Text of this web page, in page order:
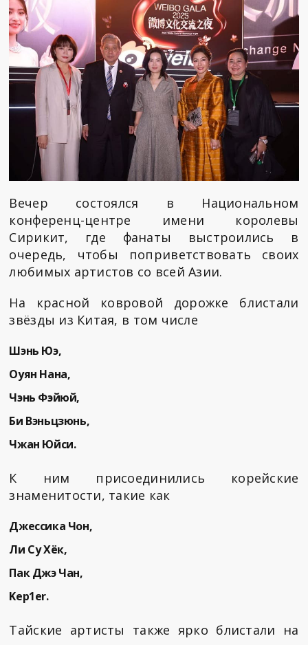
Вечер состоялся в Национальном
конференц-центре имени королевы
Сирикит, где фанаты выстроились в
очередь, чтобы поприветствовать своих
любимых артистов со всей Азии.
На красной ковровой дорожке блистали
звёзды из Китая, в том числе
Шэнь Юэ,
Оуян Нана,
Чэнь Фэйюй,
Би Вэньцзюнь,
Чжан Юйси.
К ним присоединились корейские
знаменитости, такие как
Джессика Чон,
Ли Су Хёк,
Пак Джэ Чан,
Kep1er.
Тайские артисты также ярко блистали на